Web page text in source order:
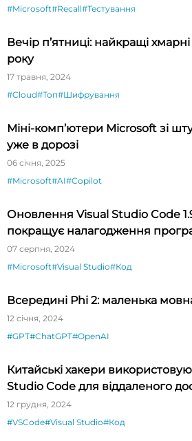
#Microsoft#Recall#Тестування
Вечір п’ятниці: найкращі
року
17 травня, 2024
#Cloud#Топ#Шифрування
Міні-комп’ютери Microsoft зі
уже в дорозі
06 січня, 2025
#Microsoft#AI#Copilot
Оновлення Visual Studio Code
покращує налагодження
07 серпня, 2024
#Microsoft#Visual Studio#Код
Всередині Phi 2: маленька
12 січня, 2024
#GPT#ChatGPT#OpenAI
Китайські хакери
Studio Code для віддаленого
12 грудня, 2024
#VSCode#Visual Studio#Код